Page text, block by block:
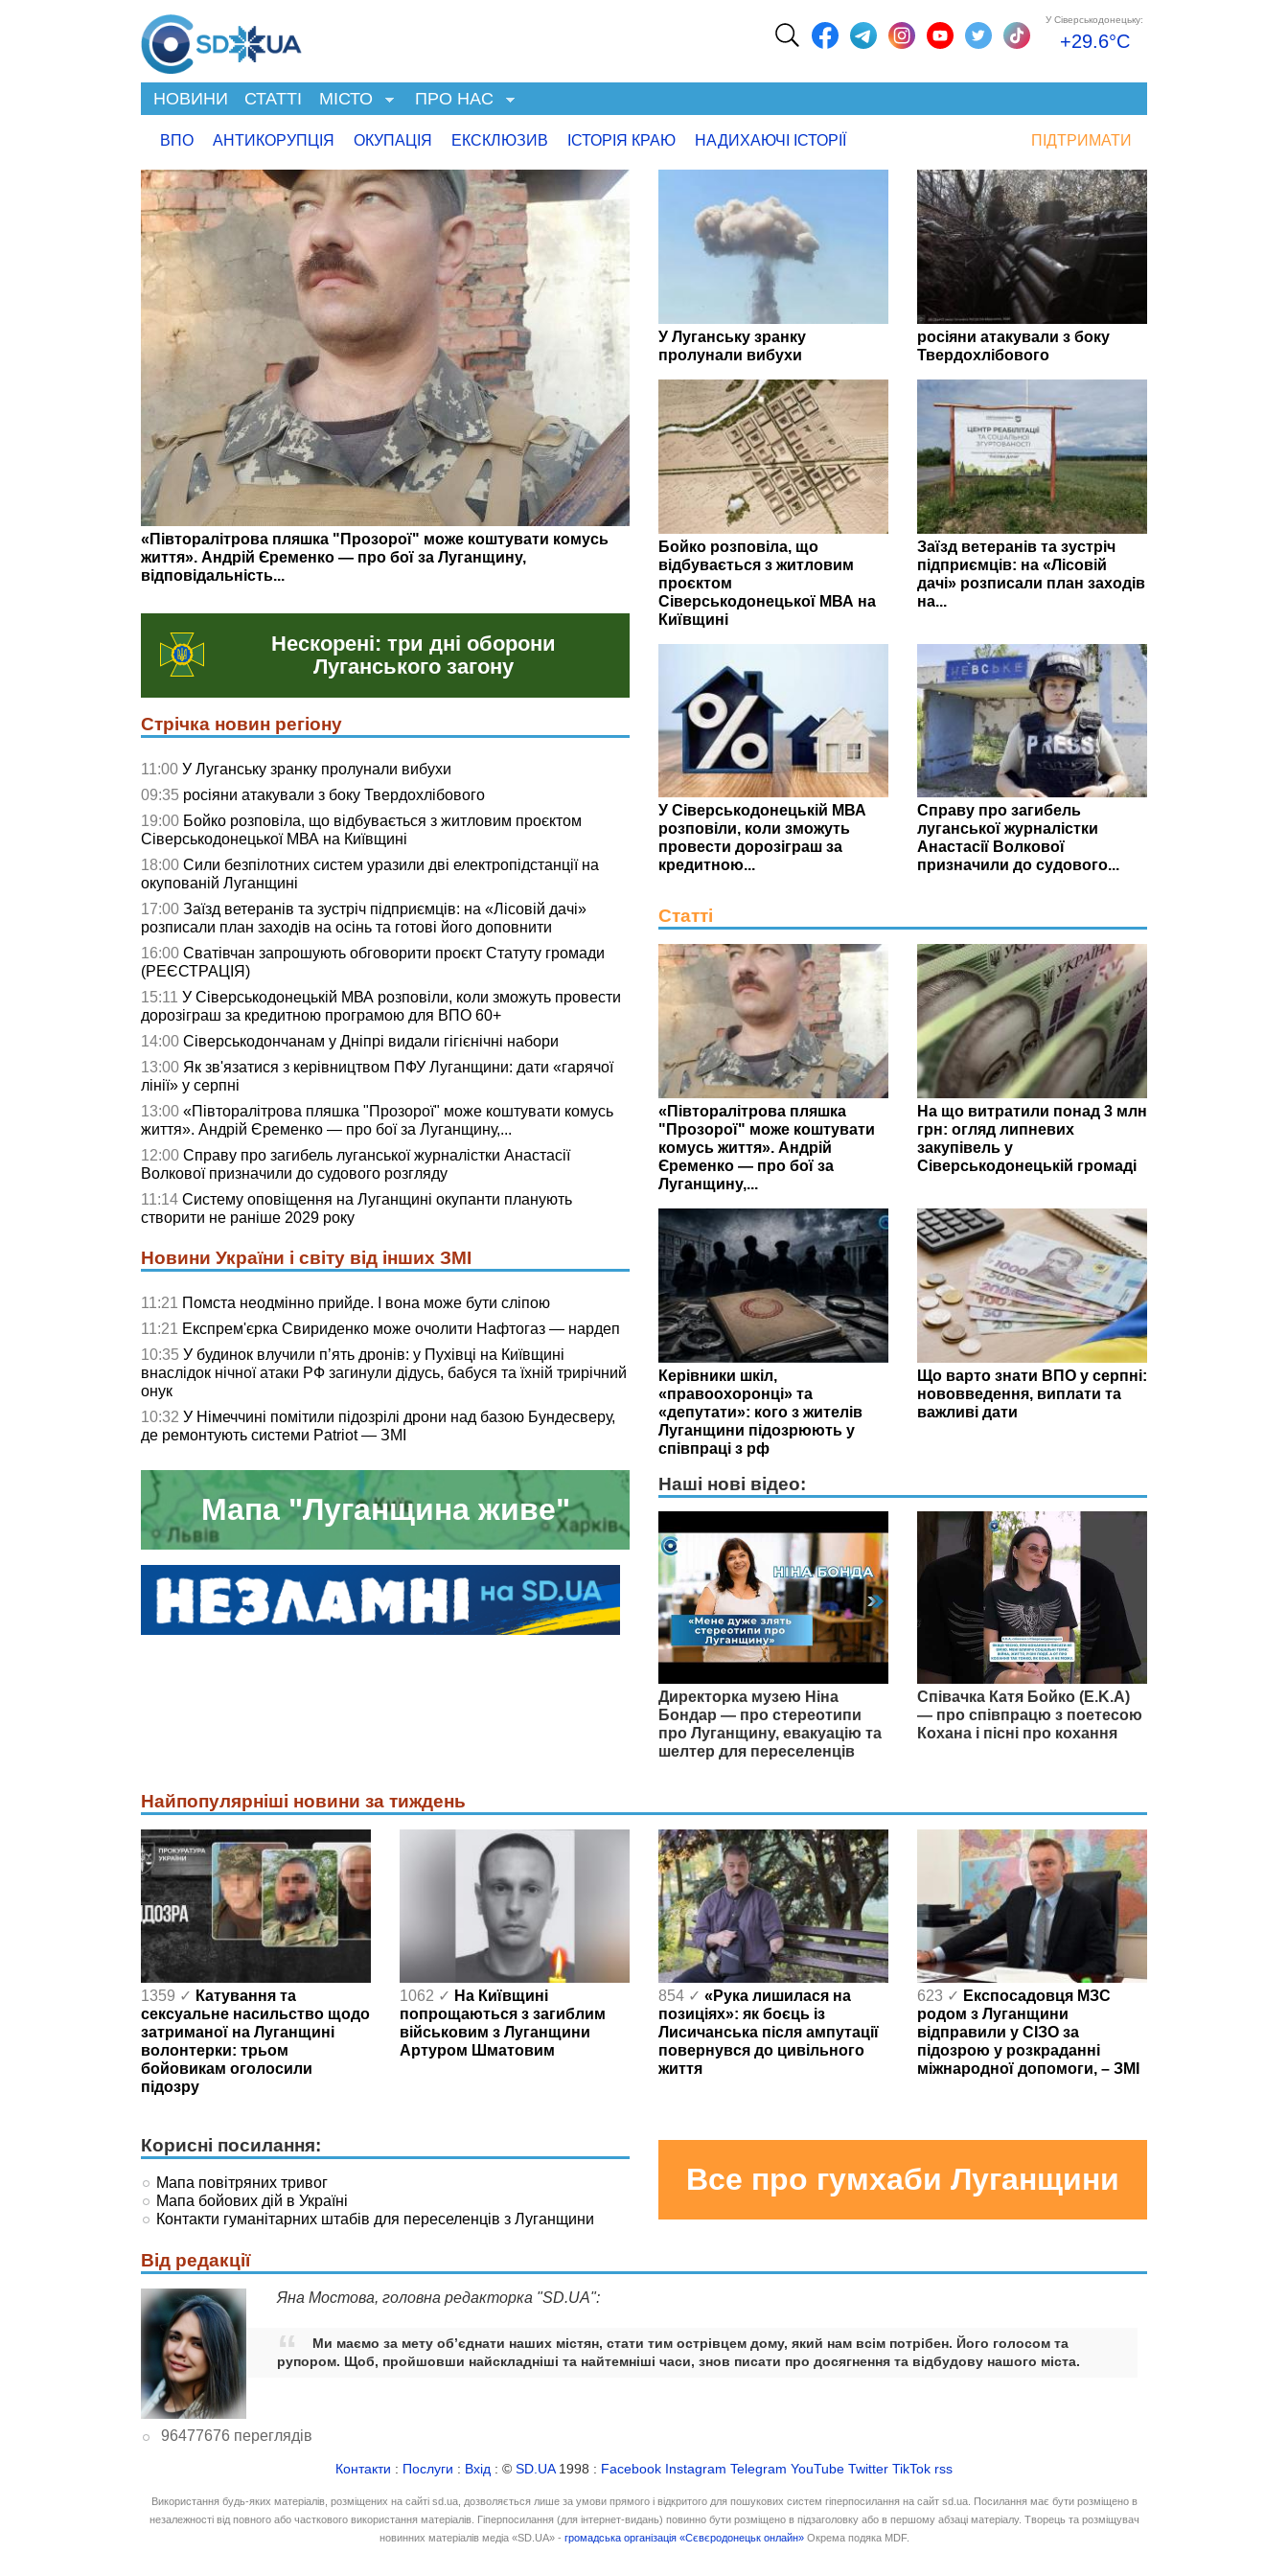
У Сіверськодонецьку:
+29.6°C
НОВИНИ СТАТТІ МІСТО ПРО НАС
ВПО АНТИКОРУПЦІЯ ОКУПАЦІЯ ЕКСКЛЮЗИВ ІСТОРІЯ КРАЮ НАДИХАЮЧІ ІСТОРІЇ ПІДТРИМАТИ
На що витратили понад 3 млн грн: огляд липневих закупівель
у Сіверськодонецькій громаді
У Луганську зранку
пролунали вибухи
росіяни атакували з боку
Твердохлібового
Бойко розповіла, що
відбувається з житловим
проєктом
Сіверськодонецької МВА на
Київщині
Заїзд ветеранів та зустріч
підприємців: на «Лісовій
дачі» розписали план заходів
на...
У Сіверськодонецькій МВА
розповіли, коли зможуть
провести дорозіграш за
кредитною...
Справу про загибель
луганської журналістки
Анастасії Волкової
призначили до судового...
Нескорені: три дні оборони
Луганського загону
Стрічка новин регіону
11:00 У Луганську зранку пролунали вибухи
09:35 росіяни атакували з боку Твердохлібового
19:00 Бойко розповіла, що відбувається з житловим проєктом
Сіверськодонецької МВА на Київщині
18:00 Сили безпілотних систем уразили дві електропідстанції на
окупованій Луганщині
17:00 Заїзд ветеранів та зустріч підприємців: на «Лісовій дачі»
розписали план заходів на осінь та готові його доповнити
16:00 Сватівчан запрошують обговорити проєкт Статуту громади
(РЕЄСТРАЦІЯ)
15:11 У Сіверськодонецькій МВА розповіли, коли зможуть провести
дорозіграш за кредитною програмою для ВПО 60+
14:00 Сіверськодончанам у Дніпрі видали гігієнічні набори
13:00 Як зв'язатися з керівництвом ПФУ Луганщини: дати «гарячої
лінії» у серпні
13:00 «Півторалітрова пляшка "Прозорої" може коштувати комусь
життя». Андрій Єременко — про бої за Луганщину,...
12:00 Справу про загибель луганської журналістки Анастасії
Волкової призначили до судового розгляду
11:14 Систему оповіщення на Луганщині окупанти планують
створити не раніше 2029 року
Статті
«Півторалітрова пляшка
"Прозорої" може коштувати
комусь життя». Андрій
Єременко — про бої за
Луганщину,...
На що витратили понад 3 млн
грн: огляд липневих
закупівель у
Сіверськодонецькій громаді
Керівники шкіл,
«правоохоронці» та
«депутати»: кого з жителів
Луганщини підозрюють у
співпраці з рф
Що варто знати ВПО у серпні:
нововведення, виплати та
важливі дати
Наші нові відео:
Директорка музею Ніна
Бондар — про стереотипи
про Луганщину, евакуацію та
шелтер для переселенців
Співачка Катя Бойко (E.K.A)
— про співпрацю з поетесою
Кохана і пісні про кохання
Новини України і світу від інших ЗМІ
11:21 Помста неодмінно прийде. І вона може бути сліпою
11:21 Експрем'єрка Свириденко може очолити Нафтогаз — нардеп
10:35 У будинок влучили п’ять дронів: у Пухівці на Київщині
внаслідок нічної атаки РФ загинули дідусь, бабуся та їхній трирічний
онук
10:32 У Німеччині помітили підозрілі дрони над базою Бундесверу,
де ремонтують системи Patriot — ЗМІ
Мапа "Луганщина живе"
Найпопулярніші новини за тиждень
1359 ✓ Катування та
сексуальне насильство щодо
затриманої на Луганщині
волонтерки: трьом
бойовикам оголосили
підозру
1062 ✓ На Київщині
попрощаються з загиблим
військовим з Луганщини
Артуром Шматовим
854 ✓ «Рука лишилася на
позиціях»: як боєць із
Лисичанська після ампутації
повернувся до цивільного
життя
623 ✓ Експосадовця МЗС
родом з Луганщини
відправили у СІЗО за
підозрою у розкраданні
міжнародної допомоги, – ЗМІ
Корисні посилання:
Мапа повітряних тривог
Мапа бойових дій в Україні
Контакти гуманітарних штабів для переселенців з Луганщини
Все про гумхаби Луганщини
Від редакції
Яна Мостова, головна редакторка "SD.UA":
Ми маємо за мету об’єднати наших містян, стати тим острівцем дому, який нам всім потрібен. Його голосом та
рупором. Щоб, пройшовши найскладніші та найтемніші часи, знов писати про досягнення та відбудову нашого міста.
96477676 переглядів
Контакти : Послуги : Вхід : © SD.UA1998 : Facebook Instagram Telegram YouTube Twitter TikTok rss
Використання будь-яких матеріалів, розміщених на сайті sd.ua, дозволяється лише за умови прямого і відкритого для пошукових систем гіперпосилання на сайт sd.ua. Посилання має бути розміщено в
незалежності від повного або часткового використання матеріалів. Гіперпосилання (для інтернет-видань) повинно бути розміщено в підзаголовку або в першому абзаці матеріалу. Творець та розміщувач
новинних матеріалів медіа «SD.UA» - громадська організація «Сєвєродонецьк онлайн»Окрема подяка MDF.